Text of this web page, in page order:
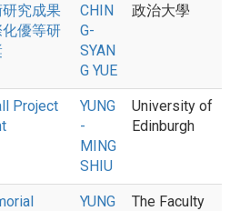
究成果
化優等研
CHIN
G-
SYAN
G YUE
政治大學
Project
YUNG
-
MING
SHIU
University of
Edinburgh
YUNG
The Faculty